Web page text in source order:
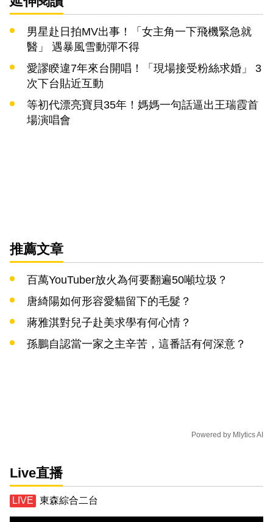
男星赴日拍MV出事！「女主角一下飛機緊急就
醫」 遇暴風雪動彈不得
愛謬睽違7年來台開唱！「現場接受粉絲求婚」 3
次下台貼近互動
等初代漂亮寶貝35年！媽媽一句話逼出王瑞霞首
場演唱會
推薦文章
百萬YouTuber放火為何要翻遍50噸垃圾？
唐綺陽如何形容愛貓留下的毛髮？
蔣雅淇對兒子赴美求學有何心情？
孫鵬自認當一家之主辛苦，這番話有何深意？
Powered by Mlytics AI
Live直播
東森綜合二台